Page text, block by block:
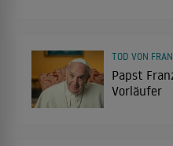
Papst
Vorläufer
TOD VON